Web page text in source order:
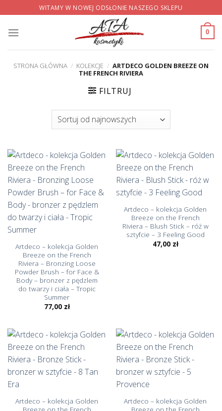
to
content
WITAMY W NOWEJ ODSŁONIE NASZEGO SKLEPU
0
STRONA GŁÓWNA / KOLEKCJE / ARTDECO GOLDEN BREEZE ON
THE FRENCH RIVIERA
FILTRUJ
Artdeco – kolekcja Golden
Breeze on the French
Riviera – Bronzing Loose
Powder Brush – for Face &
Body – bronzer z pędzlem
do twarzy i ciała – Tropic
Summer
77,00 zł
Artdeco – kolekcja Golden
Breeze on the French
Riviera – Blush Stick – róż w
sztyfcie – 3 Feeling Good
47,00 zł
Artdeco – kolekcja Golden
Artdeco – kolekcja Golden